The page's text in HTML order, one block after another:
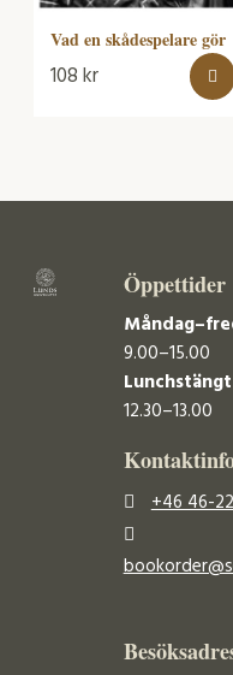
Vad en skådespelare gör
108kr
Öppettider
9.00–15.00
Lunchstängt
12.30–13.00
+46 46-